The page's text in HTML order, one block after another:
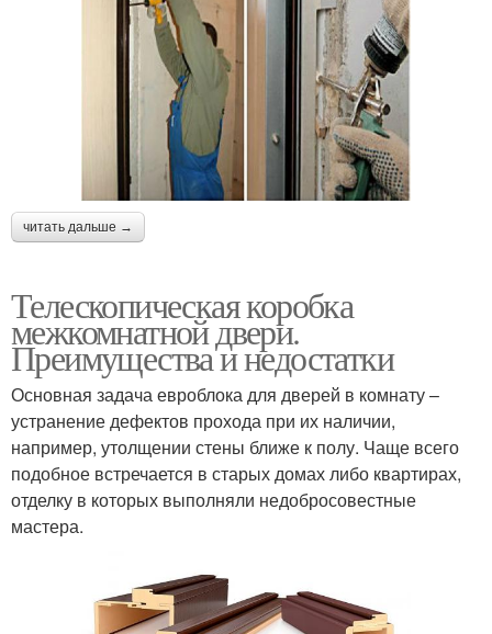
читать дальше →
Телескопическая коробка
межкомнатной двери.
Преимущества и недостатки
Основная задача евроблока для дверей в комнату –
устранение дефектов прохода при их наличии,
например, утолщении стены ближе к полу. Чаще всего
подобное встречается в старых домах либо квартирах,
отделку в которых выполняли недобросовестные
мастера.